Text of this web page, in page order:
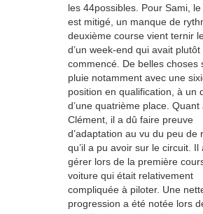
les 44possibles. Pour Sami,
est mitigé, un manque de
deuxième course vient ternir
d’un week-end qui avait plutôt
commencé. De belles choses
pluie notamment avec une
position en qualification, à un
d’une quatrième place. Quant
Clément, il a dû faire preuve
d’adaptation au vu du peu de
qu’il a pu avoir sur le circuit. Il
gérer lors de la première
voiture qui était relativement
compliquée à piloter. Une
progression a été notée lors